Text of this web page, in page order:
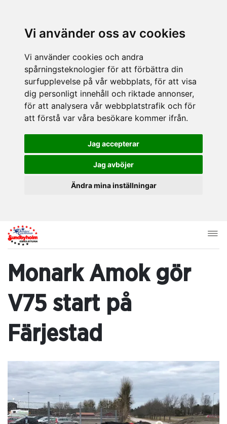
Vi använder oss av cookies
Vi använder cookies och andra
spårningsteknologier för att förbättra din
surfupplevelse på vår webbplats, för att visa
dig personligt innehåll och riktade annonser,
för att analysera vår webbplatstrafik och för
att förstå var våra besökare kommer ifrån.
Jag accepterar
Jag avböjer
Ändra mina inställningar
Monark Amok gör
V75 start på
Färjestad